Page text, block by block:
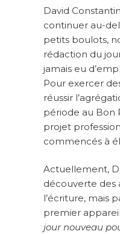
David
continuer au-
petits boulots,
rédaction du
jamais eu
Pour exercer
réussir
période au Bon
projet
commencés à
Actuellement,
découverte des
l’écriture, mais
premier
jour nouveau